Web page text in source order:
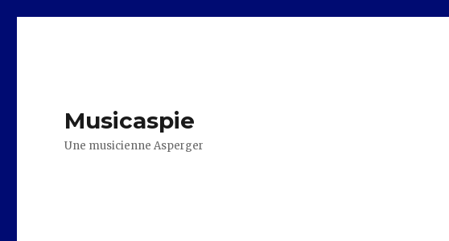
Musicaspie
Une musicienne Asperger